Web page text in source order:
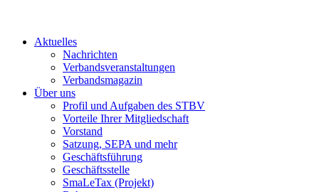
Aktuelles
Nachrichten
Verbandsveranstaltungen
Verbandsmagazin
Über uns
Profil und Aufgaben des STBV
Vorteile Ihrer Mitgliedschaft
Vorstand
Satzung, SEPA und mehr
Geschäftsführung
Geschäftsstelle
SmaLeTax (Projekt)